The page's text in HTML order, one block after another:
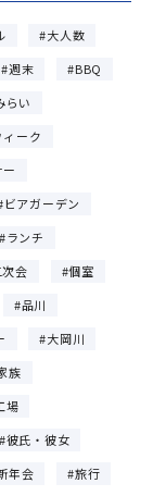
大人数
週末
BBQ
らい
ーク
ビアガーデン
ランチ
次会
個室
品川
大岡川
族
場
彼氏・彼女
年会
旅行